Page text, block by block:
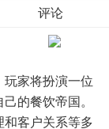
评论
玩家将扮演一位
的餐饮帝国。
和客户关系等多